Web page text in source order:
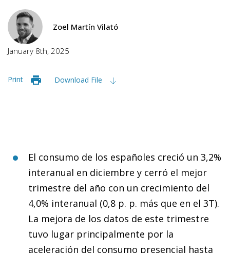
Zoel Martín Vilató
January 8th, 2025
Print Download File
El consumo de los españoles creció un 3,2%
interanual en diciembre y cerró el mejor
trimestre del año con un crecimiento del
4,0% interanual (0,8 p. p. más que en el 3T).
La mejora de los datos de este trimestre
tuvo lugar principalmente por la
aceleración del consumo presencial hasta